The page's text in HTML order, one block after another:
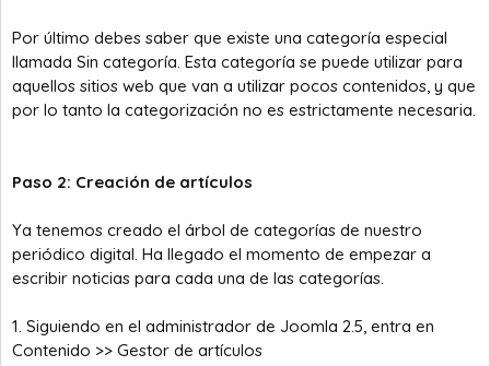
Por último debes saber que existe una categoría especial
llamada Sin categoría. Esta categoría se puede utilizar para
aquellos sitios web que van a utilizar pocos contenidos, y que
por lo tanto la categorización no es estrictamente necesaria.
Paso 2: Creación de artículos
Ya tenemos creado el árbol de categorías de nuestro
periódico digital. Ha llegado el momento de empezar a
escribir noticias para cada una de las categorías.
1. Siguiendo en el administrador de Joomla 2.5, entra en
Contenido >> Gestor de artículos